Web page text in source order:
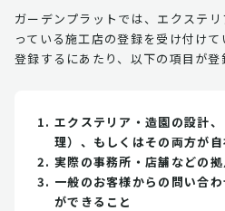
ガーデンプラットでは、エクステ
っている施工店の登録を受け付けて
登録するにあたり、以下の項目が登
エクステリア・造園の設計
理）、もしくはその両方が自
実際の事務所・店舗などの
一般のお客様からの問い合
ができること